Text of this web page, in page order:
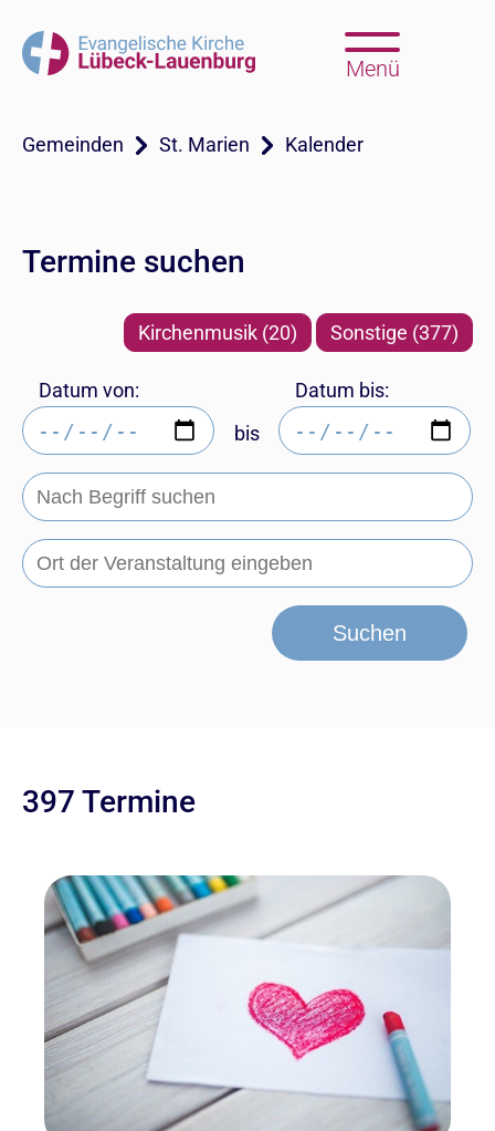
Menü
Gemeinden St. Marien Kalender
Termine suchen
Kirchenmusik (20) Sonstige (377)
Datum von:
bis
Datum bis:
Suchen
397 Termine